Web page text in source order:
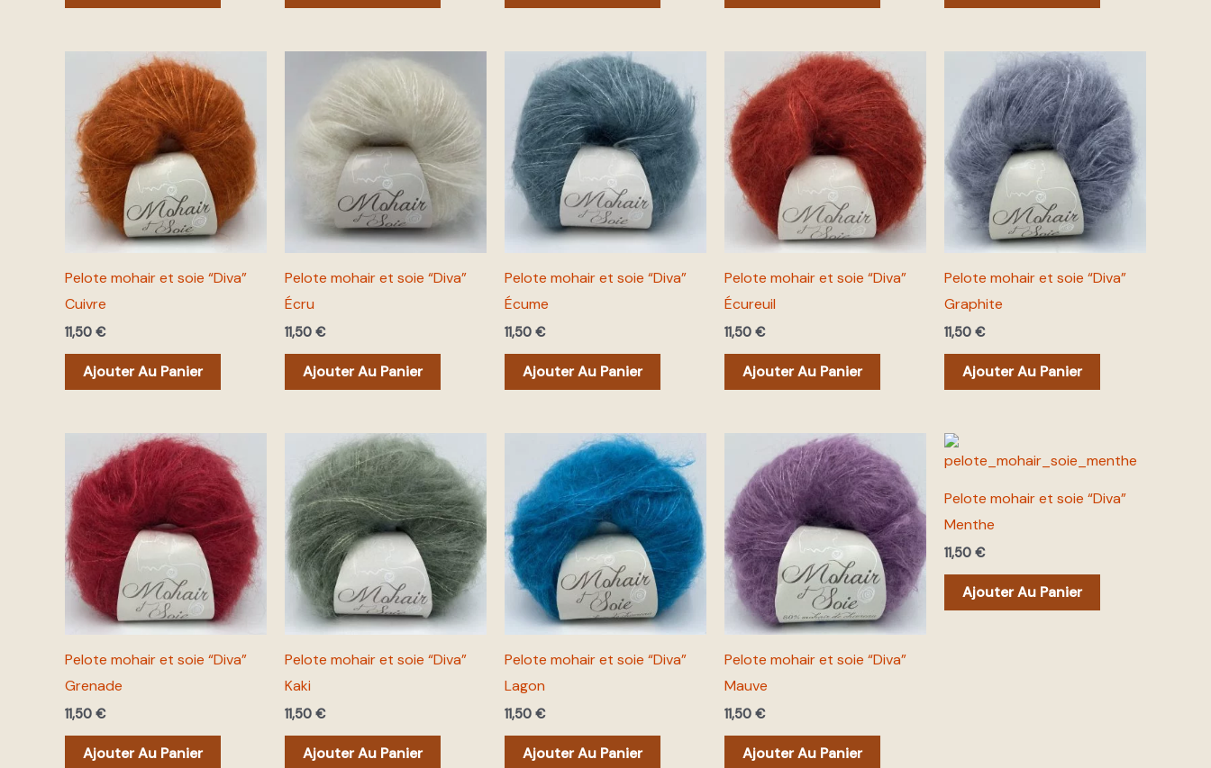
Pelote mohair et soie “Diva”
Cuivre
11,50 €
Ajouter Au Panier
Pelote mohair et soie “Diva”
Écru
11,50 €
Ajouter Au Panier
Pelote mohair et soie “Diva”
Écume
11,50 €
Ajouter Au Panier
Pelote mohair et soie “Diva”
Écureuil
11,50 €
Ajouter Au Panier
Pelote mohair et soie “Diva”
Graphite
11,50 €
Ajouter Au Panier
Pelote mohair et soie “Diva”
Grenade
11,50 €
Ajouter Au Panier
Pelote mohair et soie “Diva”
Kaki
11,50 €
Ajouter Au Panier
Pelote mohair et soie “Diva”
Lagon
11,50 €
Ajouter Au Panier
Pelote mohair et soie “Diva”
Mauve
11,50 €
Ajouter Au Panier
Pelote mohair et soie “Diva”
Menthe
11,50 €
Ajouter Au Panier